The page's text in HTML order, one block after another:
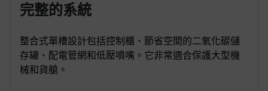
完整的系統
整合式單槽設計包括控制櫃、節省空間的二氧化碳儲
存罐、配電管網和低壓噴嘴。它非常適合保護大型機
械和貨艙。